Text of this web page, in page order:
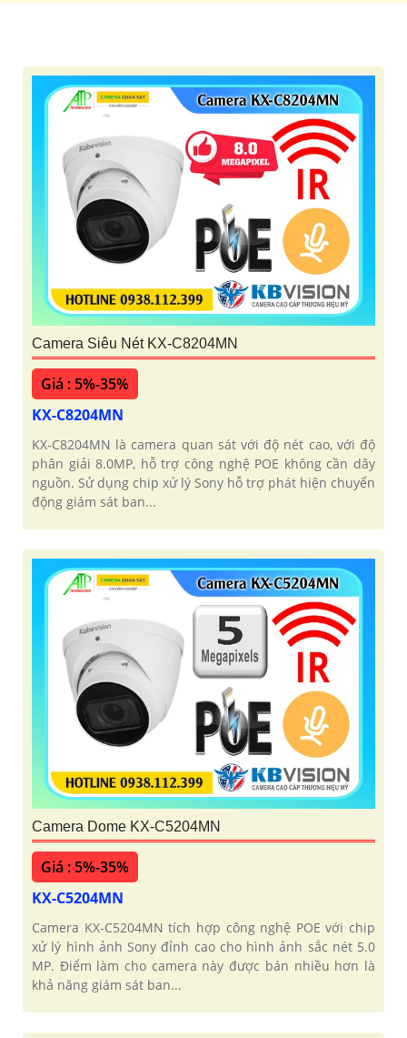
Camera Siêu Nét KX-C8204MN
Giá : 5%-35%
KX-C8204MN
KX-C8204MN là camera quan sát với độ nét cao, với độ
phân giải 8.0MP, hỗ trợ công nghệ POE không cần dây
nguồn. Sử dụng chip xử lý Sony hỗ trợ phát hiện chuyển
động giám sát ban...
Camera Dome KX-C5204MN
Giá : 5%-35%
KX-C5204MN
Camera KX-C5204MN tích hợp công nghệ POE với chip
xử lý hình ảnh Sony đỉnh cao cho hình ảnh sắc nét 5.0
MP. Điểm làm cho camera này được bán nhiều hơn là
khả năng giám sát ban...